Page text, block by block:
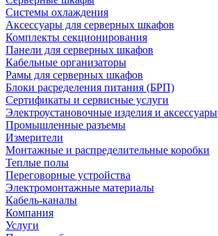
Системы охлаждения
Аксессуары для серверных шкафов
Комплекты секционирования
Панели для серверных шкафов
Кабельные организаторы
Рамы для серверных шкафов
Блоки расределения питания (БРП)
Сертификаты и сервисные услуги
Электроустановочные изделия и аксессуары
Промышленные разъемы
Измерители
Монтажные и распределительные коробки
Теплые полы
Переговорные устройства
Электромонтажные материалы
Кабель-каналы
Компания
Услуги